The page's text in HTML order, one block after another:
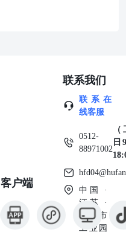
客户端
联系我们
联系在
线客服
0512-
88971002
日
中国 ·
江苏 ·
苏州市
工业园